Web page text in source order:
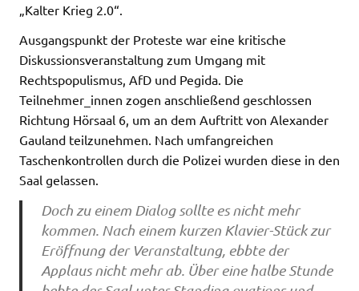
„Kalter Krieg 2.0“.
Ausgangspunkt der Proteste war eine kritische
Diskussionsveranstaltung zum Umgang mit
Rechtspopulismus, AfD und Pegida. Die
Teilnehmer_innen zogen anschließend geschlossen
Richtung Hörsaal 6, um an dem Auftritt von Alexander
Gauland teilzunehmen. Nach umfangreichen
Taschenkontrollen durch die Polizei wurden diese in den
Saal gelassen.
Doch zu einem Dialog sollte es nicht mehr
kommen. Nach einem kurzen Klavier-Stück zur
Eröffnung der Veranstaltung, ebbte der
Applaus nicht mehr ab. Über eine halbe Stunde